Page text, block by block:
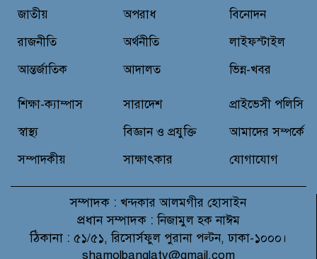
ভাষা সৈনিক অজিত গুহ মহাবিদ্যালয়ে
সভা ও পুরস্কার বিতরণ
বন্যাদুর্গত মানুষের পাশে পার্কভিউ
হাসপাতাল আমিলাইষে ফ্রি চিকিৎসা
ক্যাম্পে ২ হাজার রোগীকে সেবা,
জাতীয়
রাজনীতি
আন্তর্জাতিক
অপরাধ
অর্থনীতি
আদালত
বিনোদন
লাইফস্টাইল
ভিন্ন-খবর
শিক্ষা-ক্যাম্পাস
স্বাস্থ্য
সম্পাদকীয়
সারাদেশ
বিজ্ঞান ও প্রযুক্তি
সাক্ষাৎকার
প্রাইভেসী পলিসি
আমাদের সম্পর্কে
যোগাযোগ
সম্পাদক : খন্দকার আলমগীর হোসাইন
প্রধান সম্পাদক : নিজামুল হক নাঈম
ঠিকানা : ৫১/৫১, রিসোর্সফুল পুরানা পল্টন, ঢাকা-১০০০।
shamolbanglatv@gmail.com